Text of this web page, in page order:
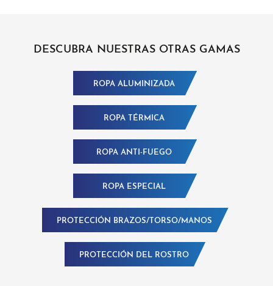
DESCUBRA NUESTRAS OTRAS GAMAS
ROPA ALUMINIZADA
ROPA TÉRMICA
ROPA ANTI-FUEGO
ROPA ESPECIAL
PROTECCIÓN BRAZOS/TORSO/MANOS
PROTECCIÓN DEL ROSTRO